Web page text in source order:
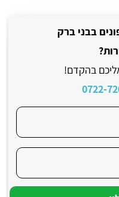
בבני ברק
בהקדם!
0722-